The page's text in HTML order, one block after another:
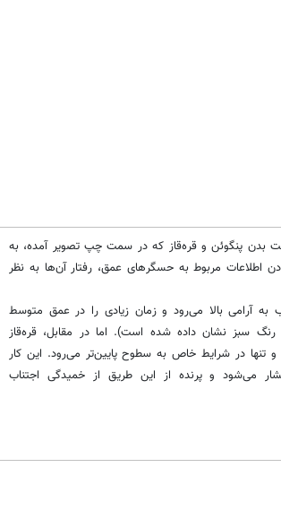
بدن پنگوئن و قره‌قاز که در سمت چپ تصویر آمده،‌ به
اطلاعات مربوط به حسگرهای عمق، ‌رفتار آن‌ها به نظر
به آرامی بالا می‌رود و زمان زیادی را در عمق متوسط
رنگ سبز نشان داده شده است). اما در مقابل، قره‌قاز
و تنها در شرایط خاص به سطوح پایین‌تر می‌رود. این کار
فشار می‌شود و پرنده از این طریق از خمیدگی اجتناب